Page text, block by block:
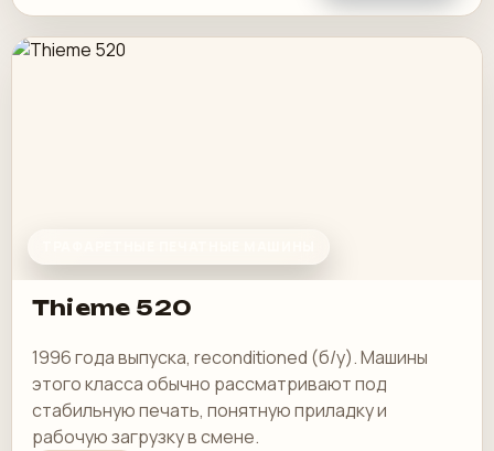
Thieme 520
1996 года выпуска, reconditioned (б/у). Машины
этого класса обычно рассматривают под
стабильную печать, понятную приладку и
рабочую загрузку в смене.